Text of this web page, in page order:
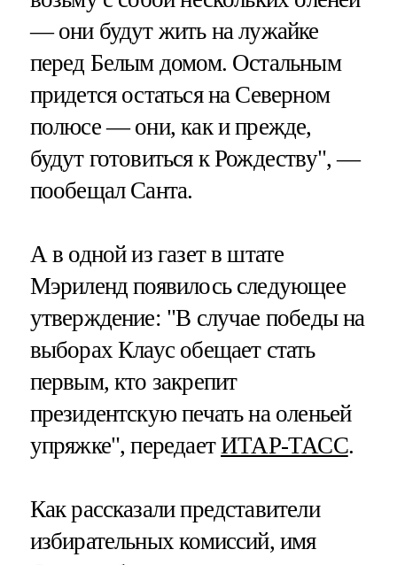
— они будут жить на лужайке
перед Белым домом. Остальным
придется остаться на Северном
полюсе — они, как и прежде,
будут готовиться к Рождеству", —
пообещал Санта.
А в одной из газет в штате
Мэриленд появилось следующее
утверждение: "В случае победы на
выборах Клаус обещает стать
первым, кто закрепит
президентскую печать на оленьей
упряжке", передаетИТАР-ТАСС.
Как рассказали представители
избирательных комиссий, имя